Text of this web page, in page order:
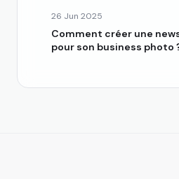
26 Jun 2025
Comment créer une
pour son business photo